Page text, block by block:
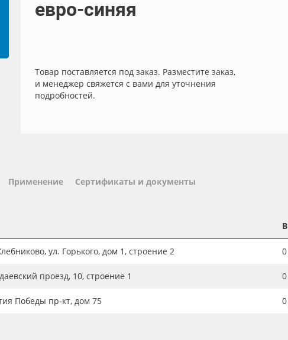
евро-синяя
Товар поставляется под заказ. Разместите заказ,
и менеджер свяжется с вами для уточнения
подробностей.
Применение Сертификаты и документы
ул. Горького, дом 1, строение 2 0
проезд, 10, строение 1 0
Победы пр-кт, дом 75 0